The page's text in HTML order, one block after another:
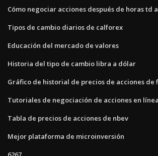
Cómo negociar acciones después de horas td
Tipos de cambio diarios de calforex
Educación del mercado de valores
Historia del tipo de cambio libra a dólar
Gráfico de historial de precios de acciones de
Tutoriales de negociación de acciones en línea
Tabla de precios de acciones de nbev
Mejor plataforma de microinversión